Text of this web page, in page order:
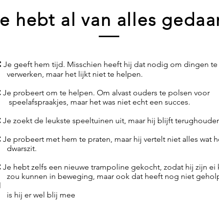
hebt al van alles
Je geeft hem tijd. Misschien heeft hij dat nodig om dingen te
maar het lijkt niet te helpen.
Je probeert om te helpen. Om alvast ouders te polsen voor
maar het was niet echt een succes.
Je zoekt de leukste speeltuinen uit, maar hij blijft
Je probeert met hem te praten, maar hij vertelt niet alles wat
Je hebt zelfs een nieuwe trampoline gekocht, zodat hij zijn ei
kunnen in beweging, maar ook dat heeft nog niet
hij er wel blij mee